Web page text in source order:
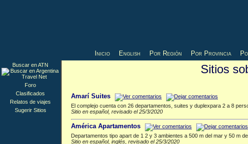
Inicio English Por Región Por Provincia
Sitios
Amarí Suites
El complejo cuenta con 26 departamentos, suites y duplexpara 2 a 8
Sitio en español, revisado el 25/3/2020
América Apartamentos
Departamentos tipo apart de 1 2 y 3 ambientes a 500 m del mar y 50 m
Sitio en español, inglés, revisado el 25/3/2020
Buscar en ATN
Foro
Clasificados
Relatos de viajes
Sugerir Sitios